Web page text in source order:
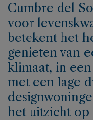
Cumbre del
voor
betekent het
genieten van
klimaat, in
met een lage
het uitzicht op